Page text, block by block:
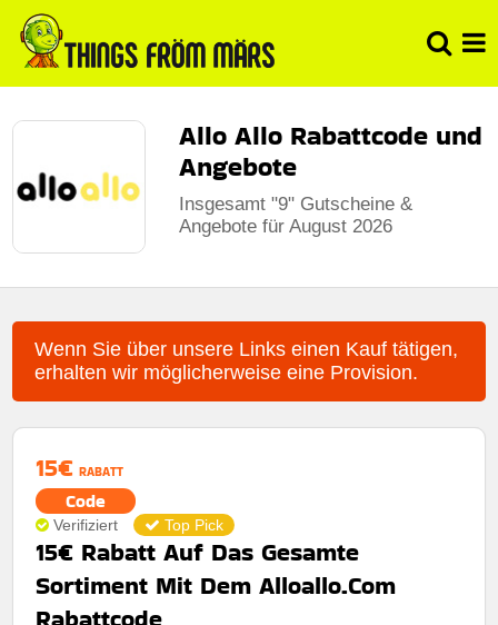
Allo Allo Rabattcode und
Angebote
Insgesamt "9" Gutscheine &
Angebote für August 2026
Wenn Sie über unsere Links einen Kauf tätigen,
erhalten wir möglicherweise eine Provision.
15€ RABATT
Code
Verifiziert Top Pick
15€ Rabatt Auf Das Gesamte
Sortiment Mit Dem Alloallo.Com